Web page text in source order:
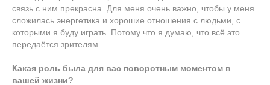
связь с ним прекрасна. Для меня очень важно, чтобы у меня
сложилась энергетика и хорошие отношения с людьми, с
которыми я буду играть. Потому что я думаю, что всё это
передаётся зрителям.
Какая роль была для вас поворотным моментом в
вашей жизни?